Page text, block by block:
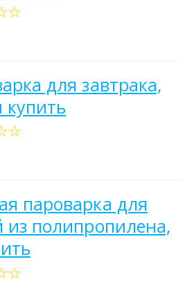
для завтрака,
купить
пароварка для
полипропилена,